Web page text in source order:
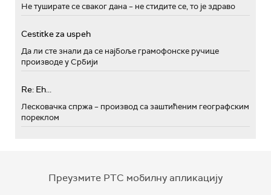
Не туширате се сваког дана – не стидите се, то је здраво
Cestitke za uspeh
Да ли сте знали да се најбоље грамофонске ручице
производе у Србији
Re: Eh...
Лесковачка спржа – производ са заштићеним географским
пореклом
Преузмите РТС мобилну апликацију